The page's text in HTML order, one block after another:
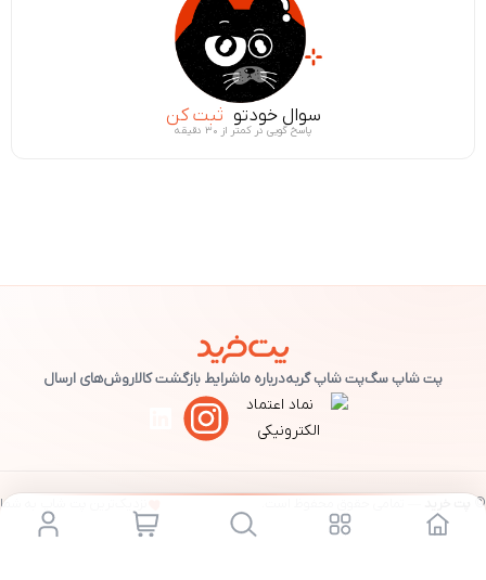
سوال خودتو ثبت کن
پاسخ گویی در کمتر از ۳۰ دقیقه
پت شاپ سگپت شاپ گربهدرباره ماشرایط بازگشت کالاروش‌های ارسال
© نزدیک‌ترین پت شاپ به شما